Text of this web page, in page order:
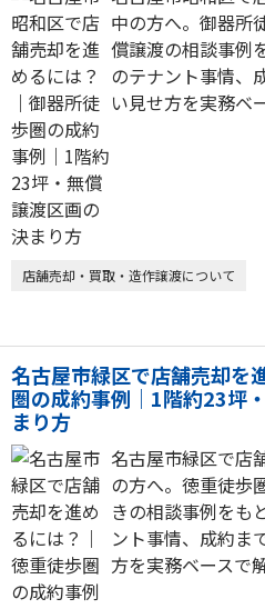
中の方へ。御器所
償譲渡の相談事例
のテナント事情、
い見せ方を実務ベ
店舗売却・買取・造作譲渡について
名古屋市緑区で店舗売却を
圏の成約事例｜1階約23坪
まり方
名古屋市緑区で店
の方へ。徳重徒歩
きの相談事例をも
ント事情、成約ま
方を実務ベースで